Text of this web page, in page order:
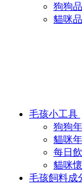
狗狗
貓咪
毛孩小工具
狗狗
貓咪
每日
貓咪
毛孩飼料成